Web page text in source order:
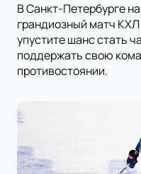
В Санкт-Петербурге
грандиозный матч
упустите шанс стать
поддержать свою
противостоянии.